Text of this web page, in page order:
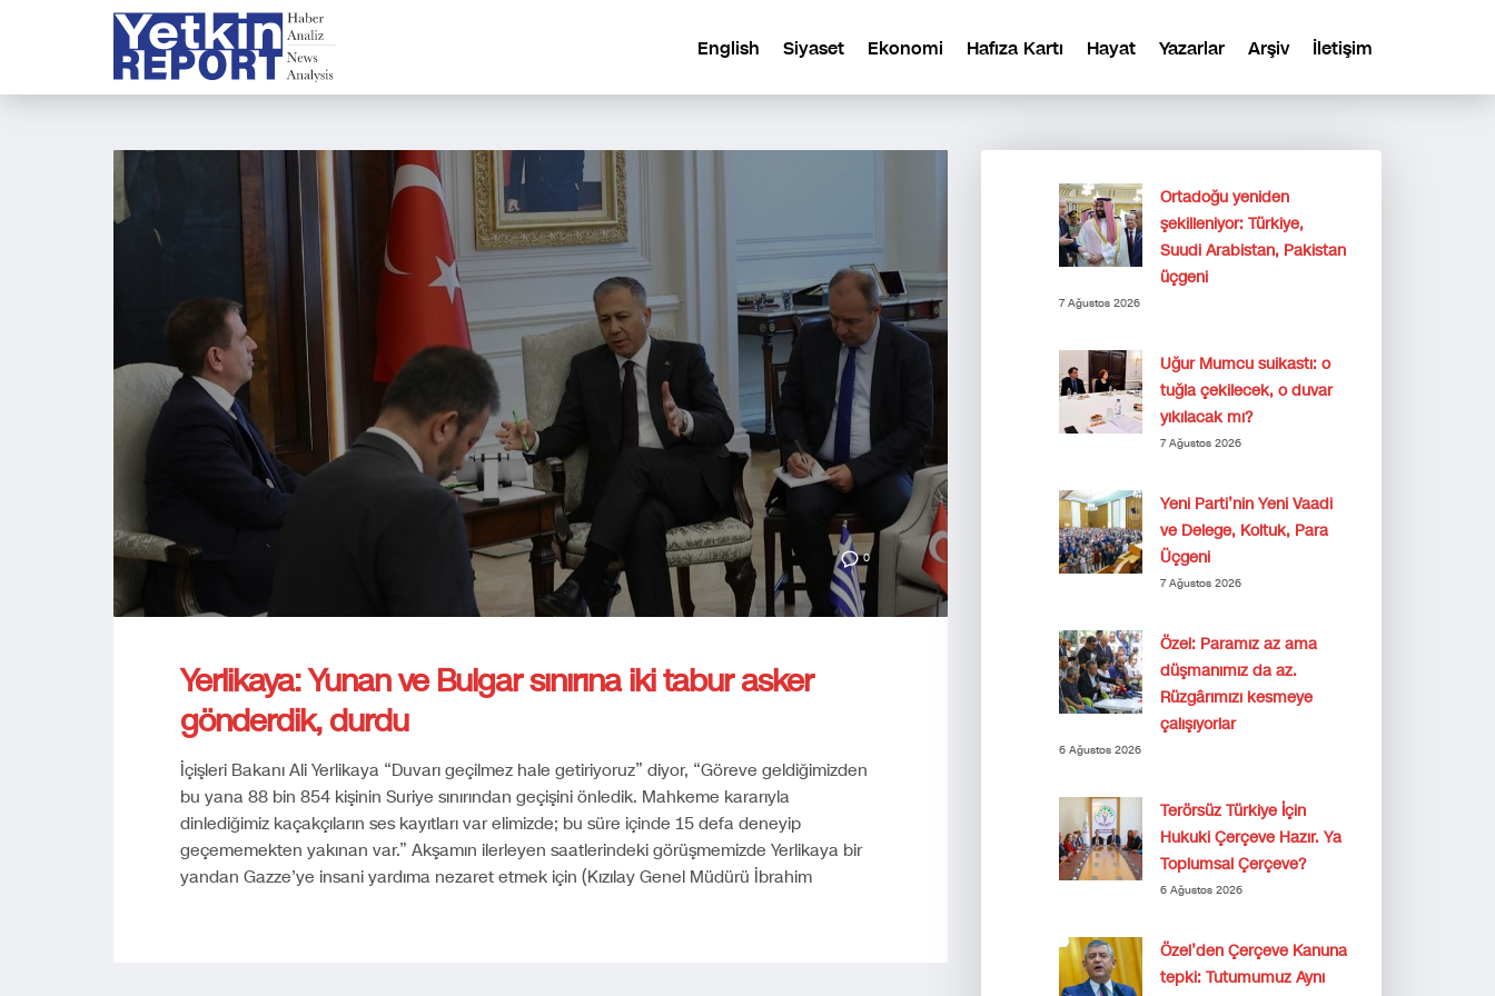
English Siyaset Ekonomi Hafıza Kartı Hayat Yazarlar Arşiv İletişim
0
Yerlikaya: Yunan ve Bulgar sınırına iki tabur asker
gönderdik, durdu
İçişleri Bakanı Ali Yerlikaya “Duvarı geçilmez hale getiriyoruz” diyor, “Göreve geldiğimizden
bu yana 88 bin 854 kişinin Suriye sınırından geçişini önledik. Mahkeme kararıyla
dinlediğimiz kaçakçıların ses kayıtları var elimizde; bu süre içinde 15 defa deneyip
geçememekten yakınan var.” Akşamın ilerleyen saatlerindeki görüşmemizde Yerlikaya bir
yandan Gazze’ye insani yardıma nezaret etmek için (Kızılay Genel Müdürü İbrahim
Ortadoğu yeniden
şekilleniyor: Türkiye,
Suudi Arabistan, Pakistan
üçgeni
7 Ağustos 2026
Uğur Mumcu suikastı: o
tuğla çekilecek, o duvar
yıkılacak mı?
7 Ağustos 2026
Yeni Parti’nin Yeni Vaadi
ve Delege, Koltuk, Para
Üçgeni
7 Ağustos 2026
Özel: Paramız az ama
düşmanımız da az.
Rüzgârımızı kesmeye
çalışıyorlar
6 Ağustos 2026
Terörsüz Türkiye İçin
Hukuki Çerçeve Hazır. Ya
Toplumsal Çerçeve?
6 Ağustos 2026
Özel’den Çerçeve Kanuna
tepki: Tutumumuz Aynı